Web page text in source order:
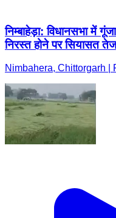
निम्बाहेड़ा: विधानसभा में
निरस्त होने पर सियासत
Nimbahera, Chittorgarh |